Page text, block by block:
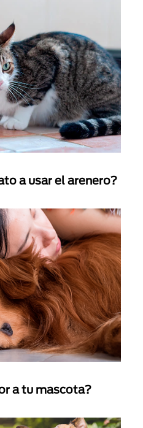
a usar el arenero?
a tu mascota?